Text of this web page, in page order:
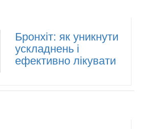
Бронхіт: як уникнути
ускладнень і
ефективно лікувати